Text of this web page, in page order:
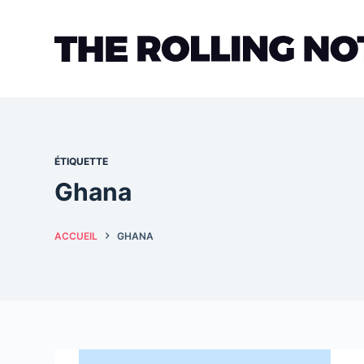
ÉTIQUETTE
Ghana
ACCUEIL GHANA